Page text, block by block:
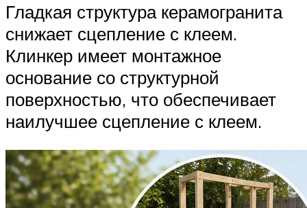
Гладкая структура керамогранита
снижает сцепление с клеем.
Клинкер имеет монтажное
основание со структурной
поверхностью, что обеспечивает
наилучшее сцепление с клеем.